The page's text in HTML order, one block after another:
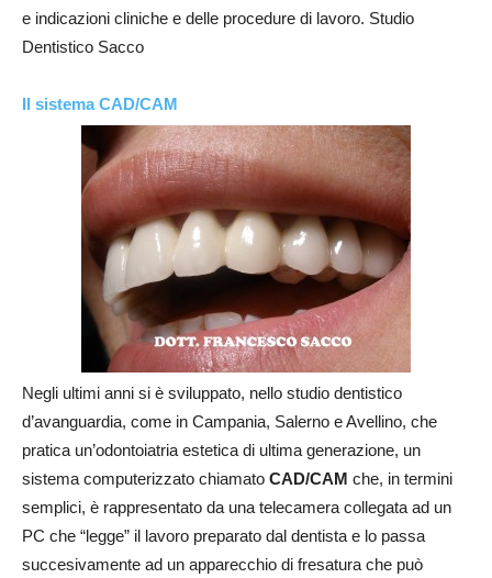
e indicazioni cliniche e delle procedure di lavoro. Studio
Dentistico Sacco
Il sistema CAD/CAM
Negli ultimi anni si è sviluppato, nello studio dentistico
d’avanguardia, come in Campania, Salerno e Avellino, che
pratica un’odontoiatria estetica di ultima generazione, un
sistema computerizzato chiamato CAD/CAM che, in termini
semplici, è rappresentato da una telecamera collegata ad un
PC che “legge” il lavoro preparato dal dentista e lo passa
succesivamente ad un apparecchio di fresatura che può